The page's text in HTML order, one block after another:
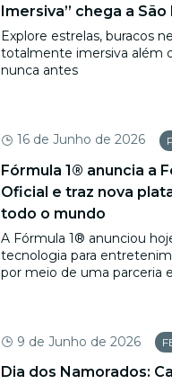
Imersiva” chega a São
Explore estrelas, buracos
totalmente imersiva além
nunca antes
16 de Junho de 2026
Fórmula 1® anuncia a
Oficial e traz nova
todo o mundo
A Fórmula 1® anunciou
tecnologia para
por meio de uma parceria
9 de Junho de 2026
Dia dos Namorados: